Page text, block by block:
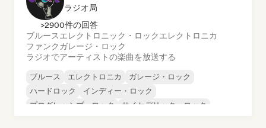
ラジオ局
>2900件の回答
ブルースエレクトロニック・ロックエレクトロニカ
ファンクガレージ・ロック
ラジオでアーティストの楽曲を放送する
ブルース エレクトロニカ
ガレージ・ロック
ハードロック
インディー・ロック
プログレッシブ・ロック
サイケデリック・ロック